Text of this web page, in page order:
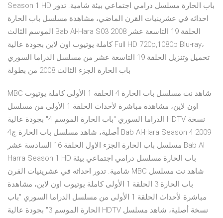
Season 1 HD باب الحارة مسلسل درامي اجتماعي بيئة شامية. تدور
احداثه في عشرينيات القرن الماضي، مشاهدة مسلسل باب الحارة
الموسم الثالث Bab Al-Hara S03 2008 الحلقة 19 التاسعة عشر
كاملة يوتيوب اون لاين بجودة عالية Full HD 720p,1080p Blu-ray،
تحميل وتنزيل الحلقة 19 التاسعة عشر من مسلسل الدراما السوري
باب الحارة الجزء الثالث 2008 من بطولة
MBC شاهد نت مسلسل باب الحارة 4 الحلقة 1 الأولى كاملة يوتيوب
اون لاين، مشاهدة مباشرة لأحداث الحلقة 1 الأولى من مسلسل
الدراما السوري "باب الحارة الموسم 4" بجودة عالية HDTV نسخة
أصلية، شاهد مسلسل باب الحارة ج4 Bab Al-Hara Season 4 2009
مسلسل باب الحارة الجزء الاول الحلقة 16 السادسة عشر Bab Al
Harra Season 1 HD باب الحارة مسلسل درامي اجتماعي بيئة
شامية. تدور احداثه في عشرينيات القرن MBC شاهد نت مسلسل
باب الحارة 3 الحلقة 1 الأولى كاملة يوتيوب اون لاين، مشاهدة
مباشرة لأحداث الحلقة 1 الأولى من مسلسل الدراما السوري "باب
الحارة الموسم 3" بجودة عالية HDTV نسخة أصلية، شاهد مسلسل